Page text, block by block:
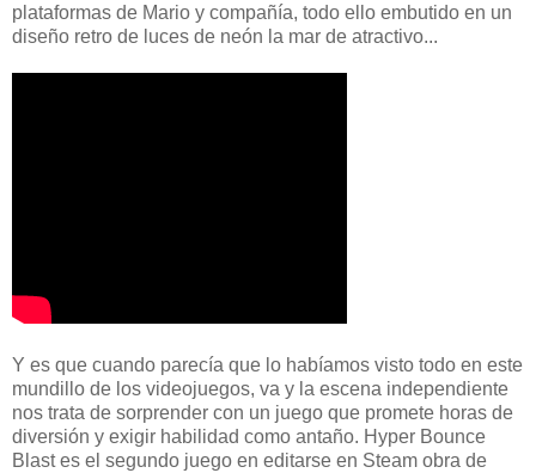
plataformas de Mario y compañía, todo ello embutido en un
diseño retro de luces de neón la mar de atractivo...
Y es que cuando parecía que lo habíamos visto todo en este
mundillo de los videojuegos, va y la escena independiente
nos trata de sorprender con un juego que promete horas de
diversión y exigir habilidad como antaño. Hyper Bounce
Blast es el segundo juego en editarse en Steam obra de